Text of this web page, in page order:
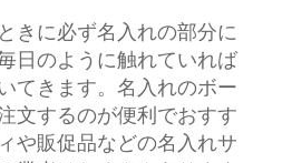
きに必ず名入れの部分に
日のように触れていれば
てきます。名入れのボー
文するのが便利でおすす
や販促品などの名入れサ